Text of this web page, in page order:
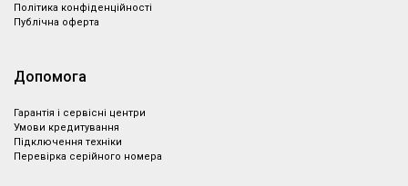
Політика конфіденційності
Публічна оферта
Допомога
Гарантія і сервісні центри
Умови кредитування
Підключення техніки
Перевірка серійного номера